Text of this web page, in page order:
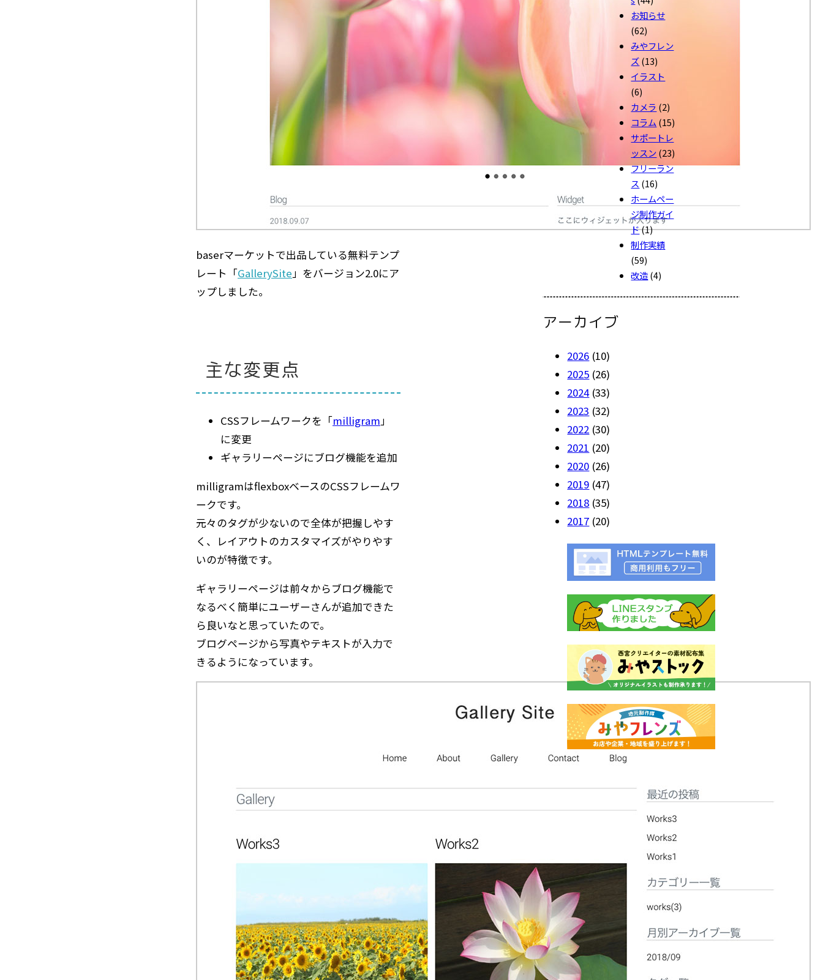
baserマーケットで出品している無料テンプ
レート「GallerySite」をバージョン2.0にア
ップしました。
主な変更点
CSSフレームワークを「milligram」
に変更
ギャラリーページにブログ機能を追加
milligramはflexboxベースのCSSフレームワ
ークです。
元々のタグが少ないので全体が把握しやす
く、レイアウトのカスタマイズがやりやす
いのが特徴です。
ギャラリーページは前々からブログ機能で
なるべく簡単にユーザーさんが追加できた
ら良いなと思っていたので。
ブログページから写真やテキストが入力で
きるようになっています。
お知らせ
(62)
みやフレン
ズ(13)
イラスト
(6)
カメラ (2)
コラム(15)
サポートレ
ッスン(23)
フリーラン
ス (16)
ホームペー
ジ制作ガイ
ド(1)
制作実績
(59)
改造(4)
アーカイブ
2026 (10)
2025 (26)
2024(33)
2023 (32)
2022 (30)
2021 (20)
2020 (26)
2019 (47)
2018 (35)
2017 (20)